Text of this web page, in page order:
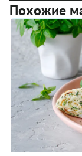
Похожие